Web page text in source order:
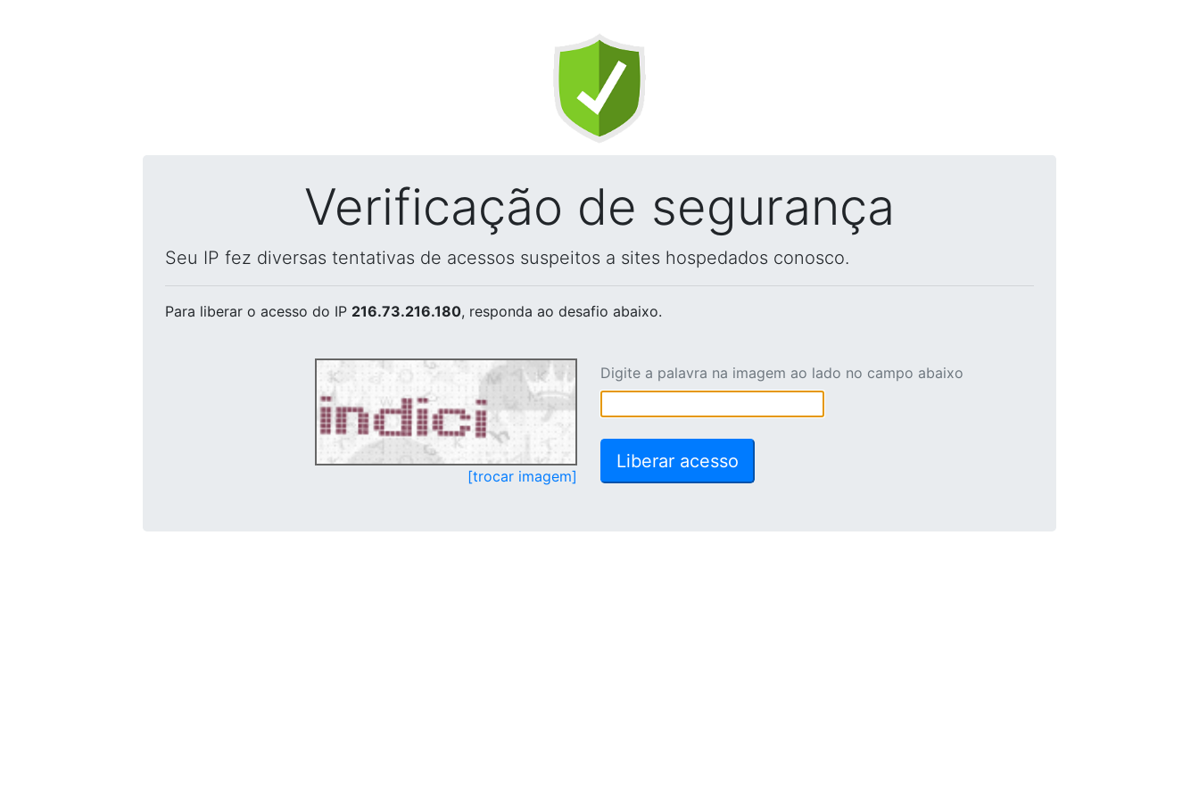
Verificação de segurança
Seu IP fez diversas tentativas de acessos suspeitos a sites hospedados conosco.
Para liberar o acesso do IP 216.73.216.180, responda ao desafio abaixo.
[trocar imagem]
Digite a palavra na imagem ao lado no campo abaixo